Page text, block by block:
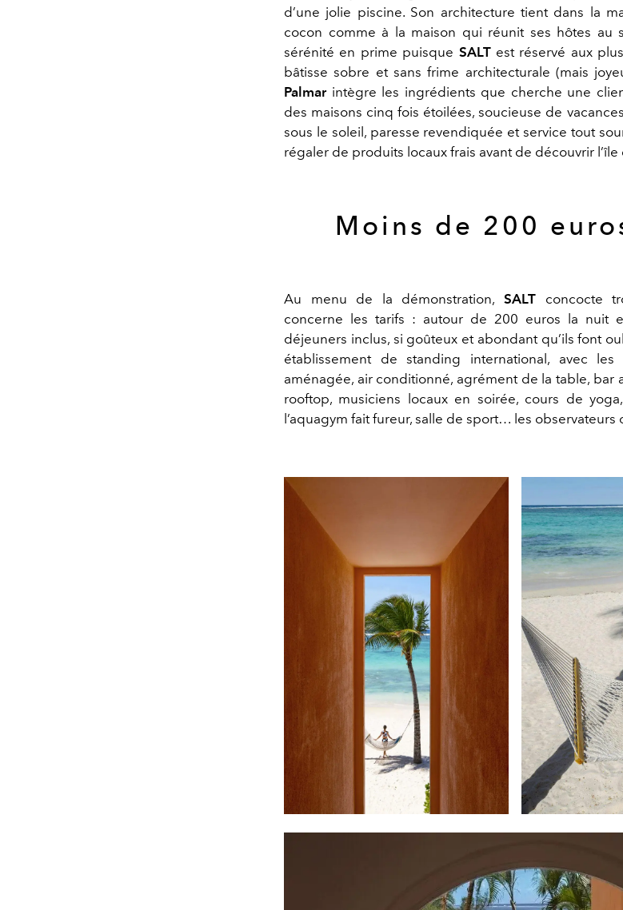
d’une jolie piscine. Son architecture tient dans la
cocon comme à la maison qui réunit ses hôtes au
sérénité en prime puisque SALTest réservé aux
bâtisse sobre et sans frime architecturale (mais
Palmarintègre les ingrédients que cherche une
des maisons cinq fois étoilées, soucieuse de
sous le soleil, paresse revendiquée et service tout
régaler de produits locaux frais avant de découvrir l’île
Moins de 200
Au menu de la démonstration, SALT concocte
concerne les tarifs : autour de 200 euros la nuit
déjeuners inclus, si goûteux et abondant qu’ils font
établissement de standing international, avec
aménagée, air conditionné, agrément de la table, bar
rooftop, musiciens locaux en soirée, cours de
l’aquagym fait fureur, salle de sport… les observateurs